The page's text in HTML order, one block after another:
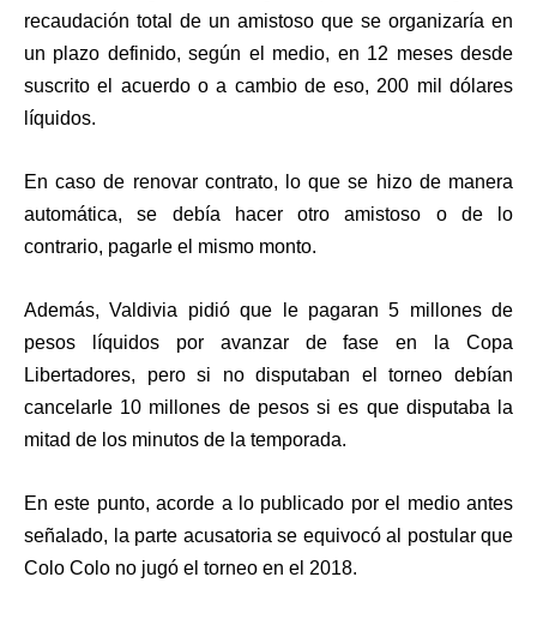
recaudación total de un amistoso que se organizaría en
un plazo definido, según el medio, en 12 meses desde
suscrito el acuerdo o a cambio de eso, 200 mil dólares
líquidos.
En caso de renovar contrato, lo que se hizo de manera
automática, se debía hacer otro amistoso o de lo
contrario, pagarle el mismo monto.
Además, Valdivia pidió que le pagaran 5 millones de
pesos líquidos por avanzar de fase en la Copa
Libertadores, pero si no disputaban el torneo debían
cancelarle 10 millones de pesos si es que disputaba la
mitad de los minutos de la temporada.
En este punto, acorde a lo publicado por el medio antes
señalado, la parte acusatoria se equivocó al postular que
Colo Colo no jugó el torneo en el 2018.